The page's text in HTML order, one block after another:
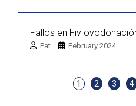
Fallos en Fiv
Pat February 2024
1 2 3 4